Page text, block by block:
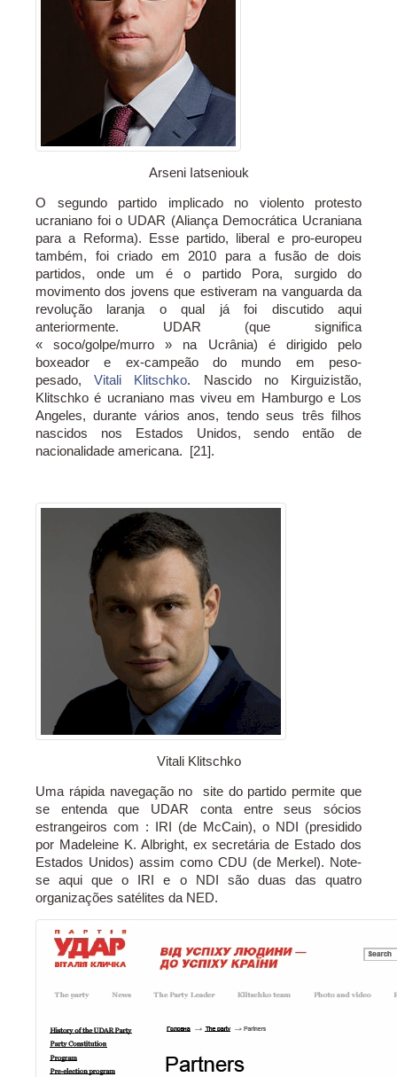
Arseni Iatseniouk
O segundo partido implicado no violento protesto
ucraniano foi o UDAR (Aliança Democrática Ucraniana
para a Reforma). Esse partido, liberal e pro-europeu
também, foi criado em 2010 para a fusão de dois
partidos, onde um é o partido Pora, surgido do
movimento dos jovens que estiveram na vanguarda da
revolução laranja o qual já foi discutido aqui
anteriormente. UDAR (que significa
« soco/golpe/murro » na Ucrânia) é dirigido pelo
boxeador e ex-campeão do mundo em peso-
pesado,Vitali Klitschko. Nascido no Kirguizistão,
Klitschko é ucraniano mas viveu em Hamburgo e Los
Angeles, durante vários anos, tendo seus três filhos
nascidos nos Estados Unidos, sendo então de
nacionalidade americana. [21].
Vitali Klitschko
Uma rápida navegação no site do partido permite que
se entenda que UDAR conta entre seus sócios
estrangeiros com : IRI (de McCain), o NDI (presidido
por Madeleine K. Albright, ex secretária de Estado dos
Estados Unidos) assim como CDU (de Merkel). Note-
se aqui que o IRI e o NDI são duas das quatro
organizações satélites da NED.